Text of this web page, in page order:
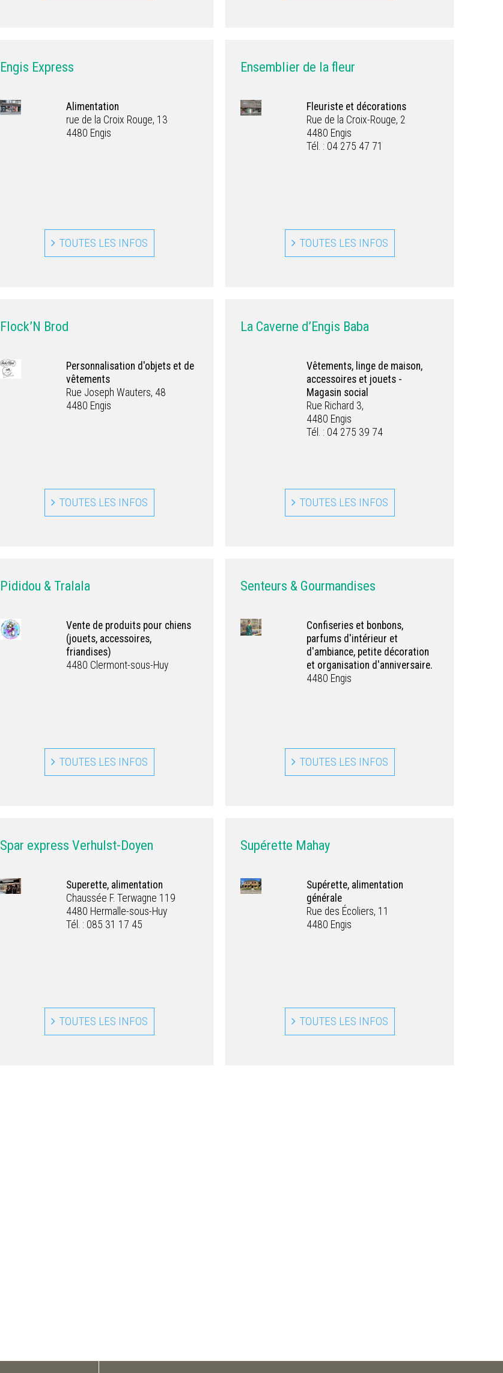
Engis Express
Alimentation
rue de la Croix Rouge, 13
4480 Engis
TOUTES LES INFOS
Ensemblier de la fleur
Fleuriste et décorations
Rue de la Croix-Rouge, 2
4480 Engis
Tél. : 04 275 47 71
TOUTES LES INFOS
Flock’N Brod
Personnalisation d'objets et de
vêtements
Rue Joseph Wauters, 48
4480 Engis
TOUTES LES INFOS
La Caverne d’Engis Baba
Vêtements, linge de maison,
accessoires et jouets -
Magasin social
Rue Richard 3,
4480 Engis
Tél. : 04 275 39 74
TOUTES LES INFOS
Pididou & Tralala
Vente de produits pour chiens
(jouets, accessoires,
friandises)
4480 Clermont-sous-Huy
TOUTES LES INFOS
Senteurs & Gourmandises
Confiseries et bonbons,
parfums d'intérieur et
d'ambiance, petite décoration
et organisation d'anniversaire.
4480 Engis
TOUTES LES INFOS
Spar express Verhulst-Doyen
Superette, alimentation
Chaussée F. Terwagne 119
4480 Hermalle-sous-Huy
Tél. : 085 31 17 45
TOUTES LES INFOS
Supérette Mahay
Supérette, alimentation
générale
Rue des Écoliers, 11
4480 Engis
TOUTES LES INFOS